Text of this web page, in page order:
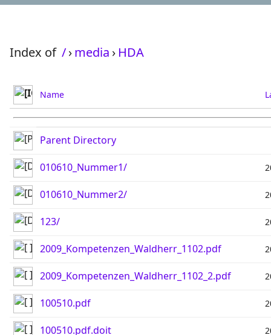
Index of /›media › HDA
Name
Parent Directory
010610_Nummer1/
010610_Nummer2/
123/
2009_Kompetenzen_Waldherr_1102.pdf
2009_Kompetenzen_Waldherr_1102_2.pdf
100510.pdf
100510.pdf.doit